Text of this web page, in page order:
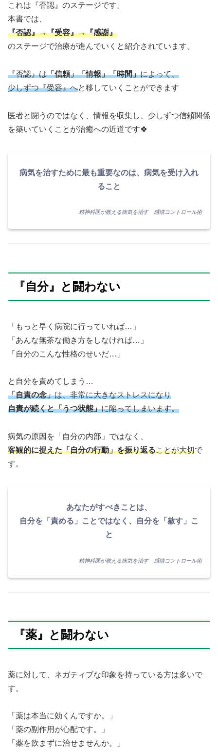
これは『否認』のステージです。
本書では、
『否認』→『受容』→『感謝』
のステージで治療が進んでいくと紹介されています。
『否認』は「信頼」「情報」「時間」によって、
少しずつ『受容』へと移していくことができます
医者と闘うのではなく、情報を収集し、少しずつ信頼関係
を築いていくことが治癒への近道です🍀
病気を治すために最も重要なのは、病気を受け入れ
ること
精神科医が教える病気を治す 感情コントロール術
『自分』と闘わない
「もっと早く病院に行っていれば…」
「あんな無茶な働き方をしなければ…」
「自分のこんな性格のせいだ…」
と自分を責めてしまう…
「自責の念」は、非常に大きなストレスになり
自責が続くと「うつ状態」に陥ってしまいます。
病気の原因を「自分の内部」ではなく、
客観的に捉えた「自分の行動」を振り返ることが大切で
す。
あなたがすべきことは、
自分を「責める」ことではなく、自分を「赦す」こ
と
精神科医が教える病気を治す 感情コントロール術
『薬』と闘わない
薬に対して、ネガティブな印象を持っている方は多いで
す。
「薬は本当に効くんですか。」
「薬の副作用が心配です。」
「薬を飲まずに治せませんか。」